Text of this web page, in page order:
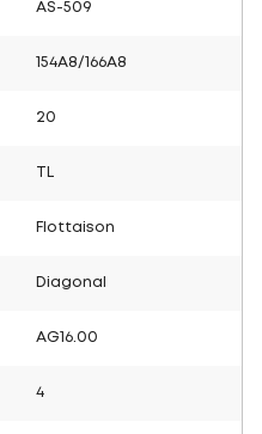
AS-509
154A8/166A8
20
Flottaison
Diagonal
AG16.00
4